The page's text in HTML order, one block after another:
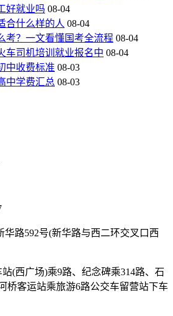
好就业吗 08-04
合什么样的人 08-04
考？一文看懂国考全流程 08-04
车司机培训就业报名中 08-04
中收费标准 08-03
中学费汇总 08-03
华路592号(新华路与西二环交叉口西
(西广场)乘9路、纪念碑乘314路、石
桥客运站乘旅游6路公交车留营站下车